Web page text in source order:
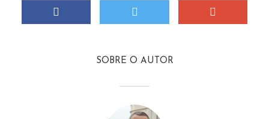
SOBRE O AUTOR